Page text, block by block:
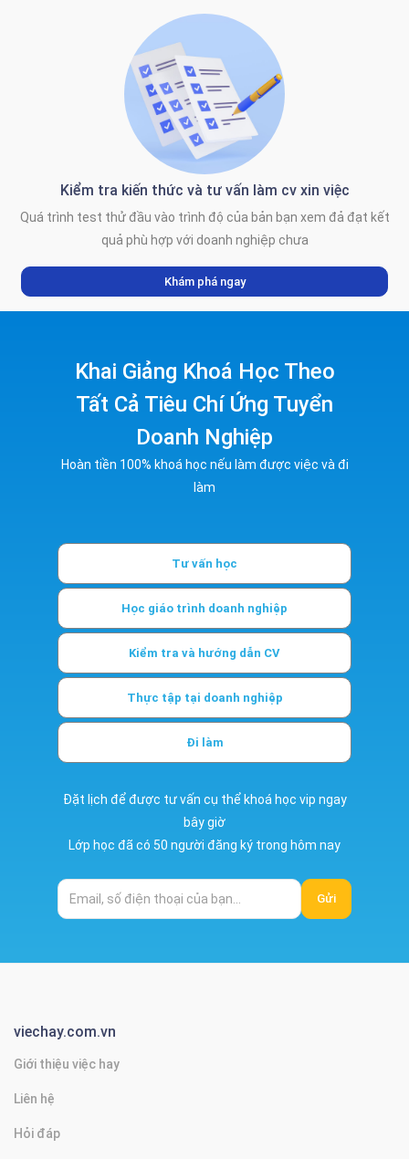
Kiểm tra kiến thức và tư vấn làm cv xin việc
Quá trình test thử đầu vào trình độ của bản bạn xem đả đạt kết
quả phù hợp với doanh nghiệp chưa
Khám phá ngay
Khai Giảng Khoá Học Theo
Tất Cả Tiêu Chí Ứng Tuyển
Doanh Nghiệp
Hoàn tiền 100% khoá học nếu làm được việc và đi
làm
Tư vấn học
Học giáo trình doanh nghiệp
Kiểm tra và hướng dẫn CV
Thực tập tại doanh nghiệp
Đi làm
Đặt lịch để được tư vấn cụ thể khoá học vip ngay
bây giờ
Lớp học đã có 50 người đăng ký trong hôm nay
Gửi
viechay.com.vn
Giới thiệu việc hay
Liên hệ
Hỏi đáp